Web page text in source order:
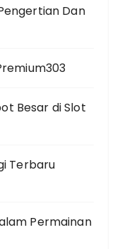
Dan
Besar di Slot
Terbaru
Permainan